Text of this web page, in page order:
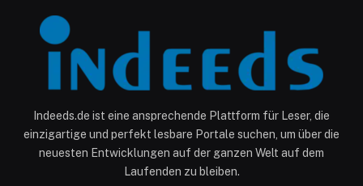
Indeeds.de ist eine ansprechende Plattform für Leser, die
einzigartige und perfekt lesbare Portale suchen, um über die
neuesten Entwicklungen auf der ganzen Welt auf dem
Laufenden zu bleiben.